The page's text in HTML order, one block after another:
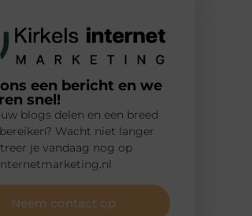
een bericht en we
snel!
blogs delen en een breed
Wacht niet langer
je vandaag nog op
Neem contact op